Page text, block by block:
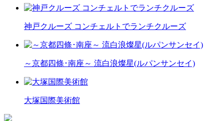
神戸クルーズ コンチェルトでランチクルーズ
～京都四條･南座～ 流白浪燦星(ルパンサンセイ)
大塚国際美術館